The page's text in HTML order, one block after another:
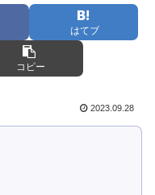
はてブ
コピー
2023.09.28